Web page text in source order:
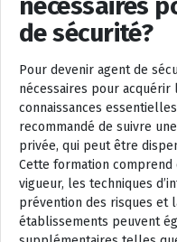
de sécurité?
Pour devenir agent de
nécessaires pour
connaissances
recommandé de suivre
privée, qui peut être
Cette formation
vigueur, les techniques
prévention des risques et
établissements peuvent